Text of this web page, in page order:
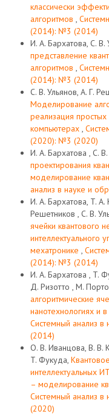
классически
алгоритмов ,
(2014): №3 (2014)
И. A. Бархатова, С. В.
представление
алгоритмов ,
(2014): №3 (2014)
С. В. Ульянов, А. Г.
Моделирование
реализация простых
компьютерах ,
(2020): №3 (2020)
И. А. Бархатова , С.
проектирования
моделирование
анализ в науке и
И. А. Бархатова, T.
Решетников , С. В.
ячейки квантового
интеллектуального
мехатронике ,
(2014): №3 (2014)
И. А. Бархатова , T.
Д. Ризотто , M.
алгоритмические
нанотехнологиях и
Системный анализ
(2014)
О. В. Иванцова, В. В.
T. Фукуда,
интеллектуальных
– моделирование
Системный анализ
(2020)